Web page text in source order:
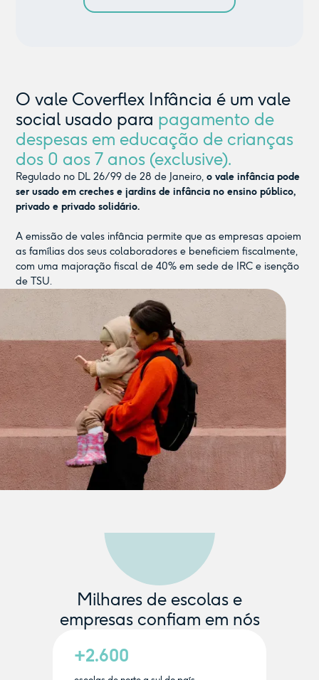
O vale Coverflex Infância é um vale
social usado para pagamento de
despesas em educação de crianças
dos 0 aos 7 anos (exclusive).
Regulado no DL 26/99 de 28 de Janeiro,o vale infância pode
ser usado em creches e jardins de infância no ensino público,
privado e privado solidário.
A emissão de vales infância permite que as empresas apoiem
as famílias dos seus colaboradores e beneficiem fiscalmente,
com uma majoração fiscal de 40% em sede de IRC e isenção
de TSU.
Milhares de escolas e
empresas confiam em nós
+2.600